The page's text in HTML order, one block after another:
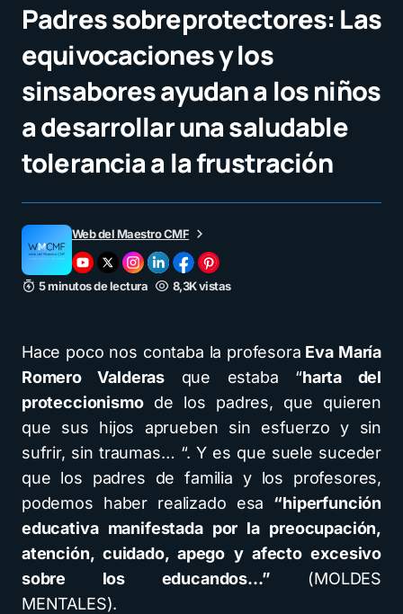
Padres sobreprotectores: Las
equivocaciones y los
sinsabores ayudan a los niños
a desarrollar una saludable
tolerancia a la frustración
Web del Maestro CMF
5 minutos de lectura 8,3K vistas
Hace poco nos contaba la profesora Eva María
Romero Valderas que estaba “harta del
proteccionismode los padres, que quieren
que sus hijos aprueben sin esfuerzo y sin
sufrir, sin traumas… “. Y es que suele suceder
que los padres de familia y los profesores,
podemos haber realizado esa “hiperfunción
educativa manifestada por la preocupación,
atención, cuidado, apego y afecto excesivo
sobre los educandos…” (MOLDES
MENTALES).